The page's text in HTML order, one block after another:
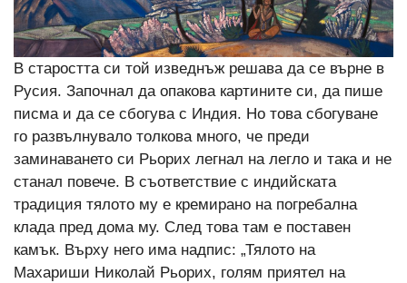
В старостта си той изведнъж решава да се върне в
Русия. Започнал да опакова картините си, да пише
писма и да се сбогува с Индия. Но това сбогуване
го развълнувало толкова много, че преди
заминаването си Рьорих легнал на легло и така и не
станал повече. В съответствие с индийската
традиция тялото му е кремирано на погребална
клада пред дома му. След това там е поставен
камък. Върху него има надпис: „Тялото на
Махариши Николай Рьорих, голям приятел на